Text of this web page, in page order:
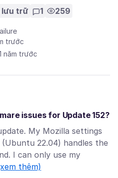
trữ 1 259
trước
năm trước
issues for Update 152?
My Mozilla settings
22.04) handles the
I can only use my
thêm)